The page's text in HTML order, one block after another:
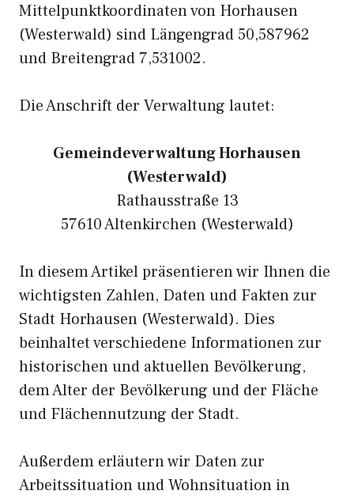
Mittelpunktkoordinaten von Horhausen
(Westerwald) sind Längengrad 50,587962
und Breitengrad 7,531002.
Die Anschrift der Verwaltung lautet:
Gemeindeverwaltung Horhausen
(Westerwald)
Rathausstraße 13
57610 Altenkirchen (Westerwald)
In diesem Artikel präsentieren wir Ihnen die
wichtigsten Zahlen, Daten und Fakten zur
Stadt Horhausen (Westerwald). Dies
beinhaltet verschiedene Informationen zur
historischen und aktuellen Bevölkerung,
dem Alter der Bevölkerung und der Fläche
und Flächennutzung der Stadt.
Außerdem erläutern wir Daten zur
Arbeitssituation und Wohnsituation in